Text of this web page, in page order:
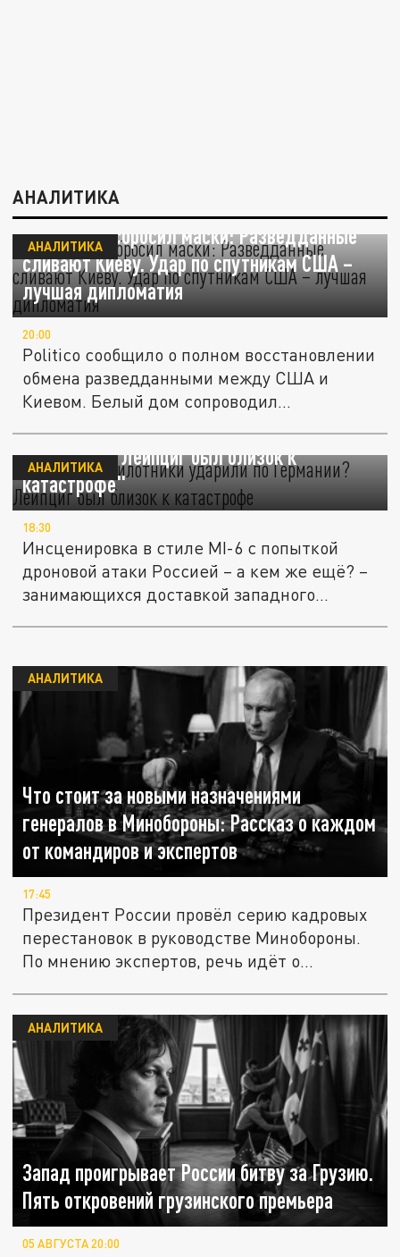
АНАЛИТИКА
Вашингтон сбросил маски: Разведданные
сливают Киеву. Удар по спутникам США –
лучшая дипломатия
АНАЛИТИКА
20:00
Politico сообщило о полном восстановлении
обмена разведданными между США и
Киевом. Белый дом сопроводил...
Русские беспилотники ударили по
Германии? "Лейпциг был близок к
катастрофе"
АНАЛИТИКА
18:30
Инсценировка в стиле МI-6 с попыткой
дроновой атаки Россией – а кем же ещё? –
занимающихся доставкой западного...
Что стоит за новыми назначениями
генералов в Минобороны: Рассказ о каждом
от командиров и экспертов
АНАЛИТИКА
17:45
Президент России провёл серию кадровых
перестановок в руководстве Минобороны.
По мнению экспертов, речь идёт о...
Запад проигрывает России битву за Грузию.
Пять откровений грузинского премьера
АНАЛИТИКА
05 АВГУСТА 20:00